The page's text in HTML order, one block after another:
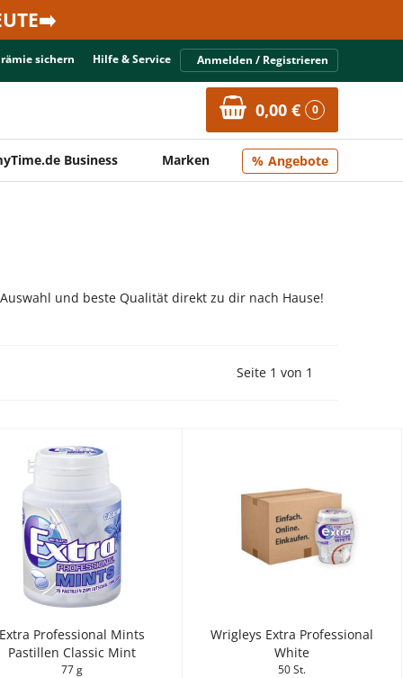
sichern Hilfe & Service Anmelden / Registrieren
0,00 € 0
Business Marken Angebote
und beste Qualität direkt zu dir nach Hause!
Vorherige Seite
Seite 1 von 1
Extra Professional Mints
Pastillen Classic Mint
77 g
Wrigleys Extra Professional
White
50 St.